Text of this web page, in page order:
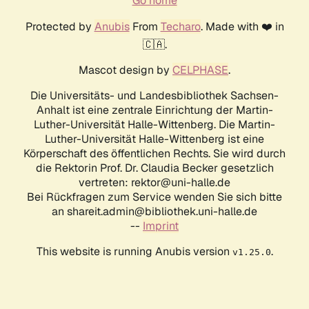
Protected by AnubisFrom Techaro. Made with ❤️ in
🇨🇦.
Mascot design by CELPHASE.
Die Universitäts- und Landesbibliothek Sachsen-
Anhalt ist eine zentrale Einrichtung der Martin-
Luther-Universität Halle-Wittenberg. Die Martin-
Luther-Universität Halle-Wittenberg ist eine
Körperschaft des öffentlichen Rechts. Sie wird durch
die Rektorin Prof. Dr. Claudia Becker gesetzlich
vertreten: rektor@uni-halle.de
Bei Rückfragen zum Service wenden Sie sich bitte
an shareit.admin@bibliothek.uni-halle.de
-- Imprint
This website is running Anubis version v1.25.0.